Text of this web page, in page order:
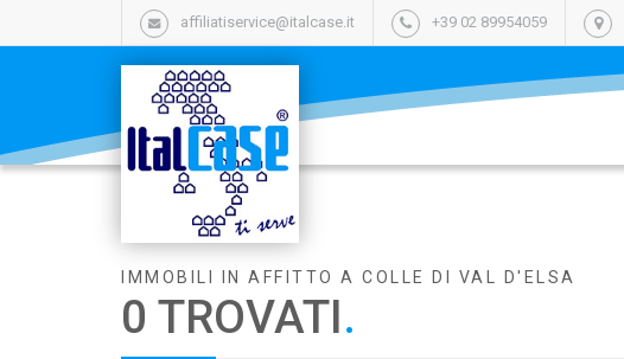
affiliatiservice@italcase.it +39 02 89954059
IMMOBILI IN AFFITTO A COLLE DI VAL D'ELSA
0 TROVATI.